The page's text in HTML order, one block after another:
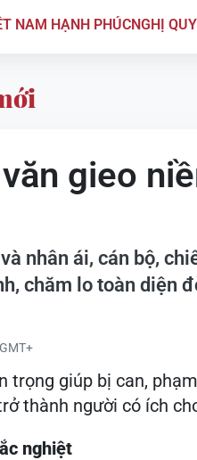
NAM HẠNH PHÚCNGHỊ
gieo
nhân ái, cán bộ,
chăm lo toàn diện
trọng giúp bị can,
thành người có ích
nghiệt